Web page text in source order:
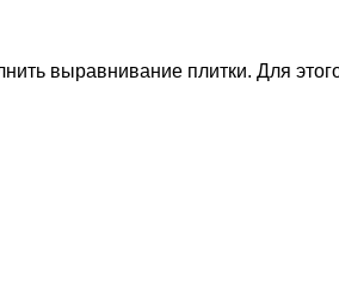
выравнивание плитки. Для